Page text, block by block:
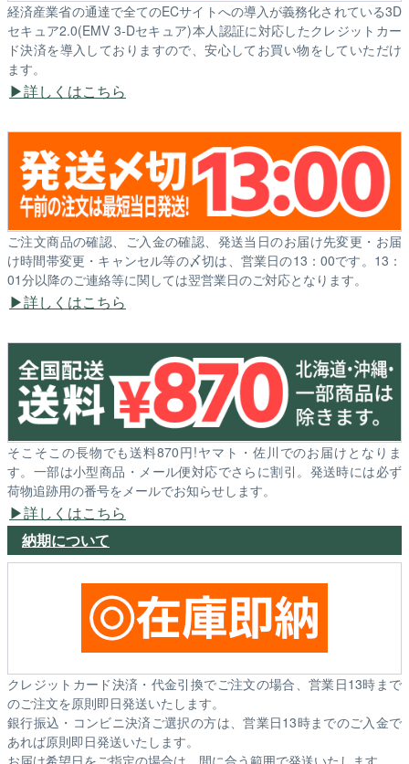
経済産業省の通達で全てのECサイトへの導入が義務化されている3D
セキュア2.0(EMV 3-Dセキュア)本人認証に対応したクレジットカー
ド決済を導入しておりますので、安心してお買い物をしていただけ
ます。
詳しくはこちら
ご注文商品の確認、ご入金の確認、発送当日のお届け先変更・お届
け時間帯変更・キャンセル等の〆切は、営業日の13：00です。13：
01分以降のご連絡等に関しては翌営業日のご対応となります。
詳しくはこちら
そこそこの長物でも送料870円!ヤマト・佐川でのお届けとなりま
す。一部は小型商品・メール便対応でさらに割引。発送時には必ず
荷物追跡用の番号をメールでお知らせします。
詳しくはこちら
納期について
クレジットカード決済・代金引換でご注文の場合、営業日13時まで
のご注文を原則即日発送いたします。
銀行振込・コンビニ決済ご選択の方は、営業日13時までのご入金で
あれば原則即日発送いたします。
お届け希望日をご指定の場合は、間に合う範囲で発送いたします。